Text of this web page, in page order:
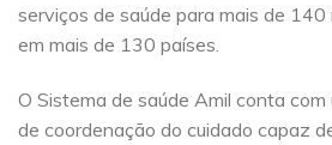
serviços de saúde para mais de 140
em mais de 130 países.
O Sistema de saúde Amil conta
de coordenação do cuidado capaz